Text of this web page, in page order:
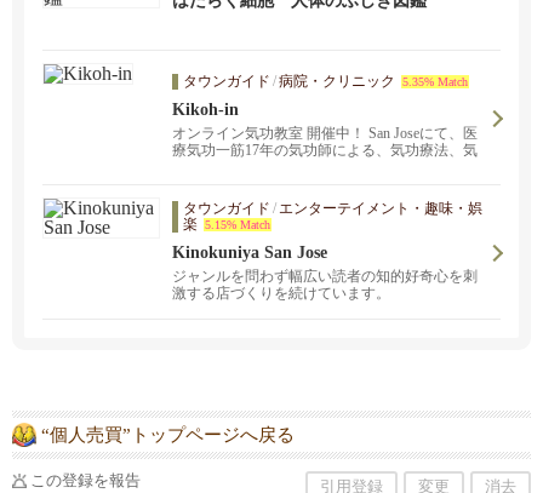
タウンガイド /病院・クリニック 5.35% Match
Kikoh-in
オンライン気功教室 開催中！ San Joseにて、医
療気功一筋17年の気功師による、気功療法、気
お問い合わせください。サンフランシスコ、バ
ークレー、オークランド、フリーモント、サン
マテオに出張します。呼吸、脱ストレス、がん
予防、健康、不妊改善のプログラムもありま
す。
タウンガイド /エンターテイメント・趣味・娯
楽 5.15% Match
Kinokuniya San Jose
ジャンルを問わず幅広い読者の知的好奇心を刺
激する店づくりを続けています。
“個人売買”トップページへ戻る
この登録を報告 引用登録 変更 消去